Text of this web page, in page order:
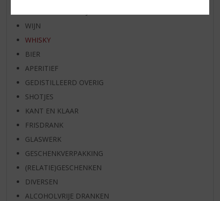
WIJN
WHISKY
BIER
APERITIEF
GEDISTILLEERD OVERIG
SHOTJES
KANT EN KLAAR
FRISDRANK
GLASWERK
GESCHENKVERPAKKING
(RELATIE)GESCHENKEN
DIVERSEN
ALCOHOLVRIJE DRANKEN